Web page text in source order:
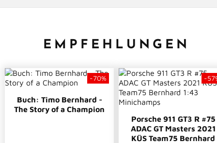
EMPFEHLUNGEN
Buch: Timo Bernhard -
The Story of a Champion
-70%
Porsche 911 GT3 R #75
ADAC GT Masters 2021
KÜS Team75 Bernhard
-